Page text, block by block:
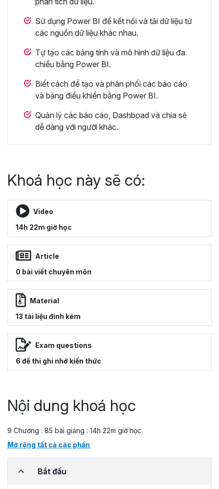
Sử dụng Power BI để kết nối và tải dữ liệu từ
các nguồn dữ liệu khác nhau.
Tự tạo các bảng tính và mô hình dữ liệu đa
chiều bằng Power BI.
Biết cách để tạo và phân phối các báo cáo
và bảng điều khiển bằng Power BI.
Quản lý các báo cáo, Dashboad và chia sẻ
dễ dàng với người khác.
Khoá học này sẽ có:
Video
14h 22m giờ học
Article
0 bài viết chuyên môn
Material
13 tài liệu đính kèm
Exam questions
6 đề thi ghi nhớ kiến thức
Nội dung khoá học
9 Chương . 85 bài giảng . 14h 22m giờ học
Mở rộng tất cả các phần
Bắt đầu